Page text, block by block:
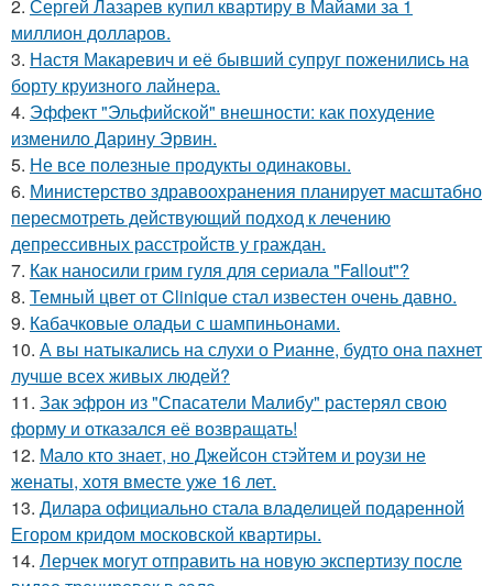
2. Сергей Лазарев купил квартиру в Майами за 1
миллион долларов.
3. Настя Макаревич и её бывший супруг поженились на
борту круизного лайнера.
4. Эффект "Эльфийской" внешности: как похудение
изменило Дарину Эрвин.
5. Не все полезные продукты одинаковы.
6. Министерство здравоохранения планирует масштабно
пересмотреть действующий подход к лечению
депрессивных расстройств у граждан.
7. Как наносили грим гуля для сериала "Fallout"?
8. Темный цвет от Clinique стал известен очень давно.
9. Кабачковые оладьи с шампиньонами.
10. А вы натыкались на слухи о Рианне, будто она пахнет
лучше всех живых людей?
11. Зак эфрон из "Спасатели Малибу" растерял свою
форму и отказался её возвращать!
12. Мало кто знает, но Джейсон стэйтем и роузи не
женаты, хотя вместе уже 16 лет.
13. Дилара официально стала владелицей подаренной
Егором кридом московской квартиры.
14. Лерчек могут отправить на новую экспертизу после